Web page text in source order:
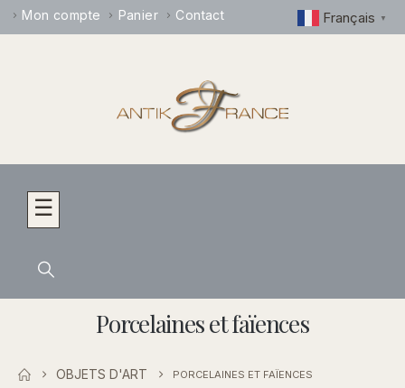
Mon compte Panier Contact
☰
Porcelaines et faïences
OBJETS D'ART PORCELAINES ET FAÏENCES
Français ▼